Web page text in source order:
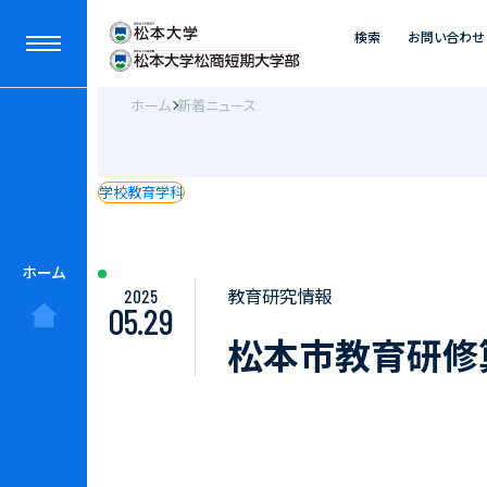
ホーム
検索 お問い合わせ
ホーム 新着ニュース
学校教育学科
2025
05.29
教育研究情報
松本市教育研修